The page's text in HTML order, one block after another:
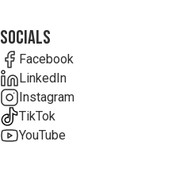
Socials
Facebook
LinkedIn
Instagram
TikTok
YouTube